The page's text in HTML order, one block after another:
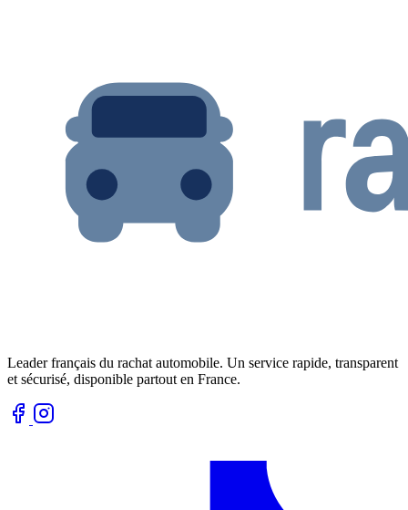
Leader français du rachat automobile. Un service rapide, transparent
et sécurisé, disponible partout en France.